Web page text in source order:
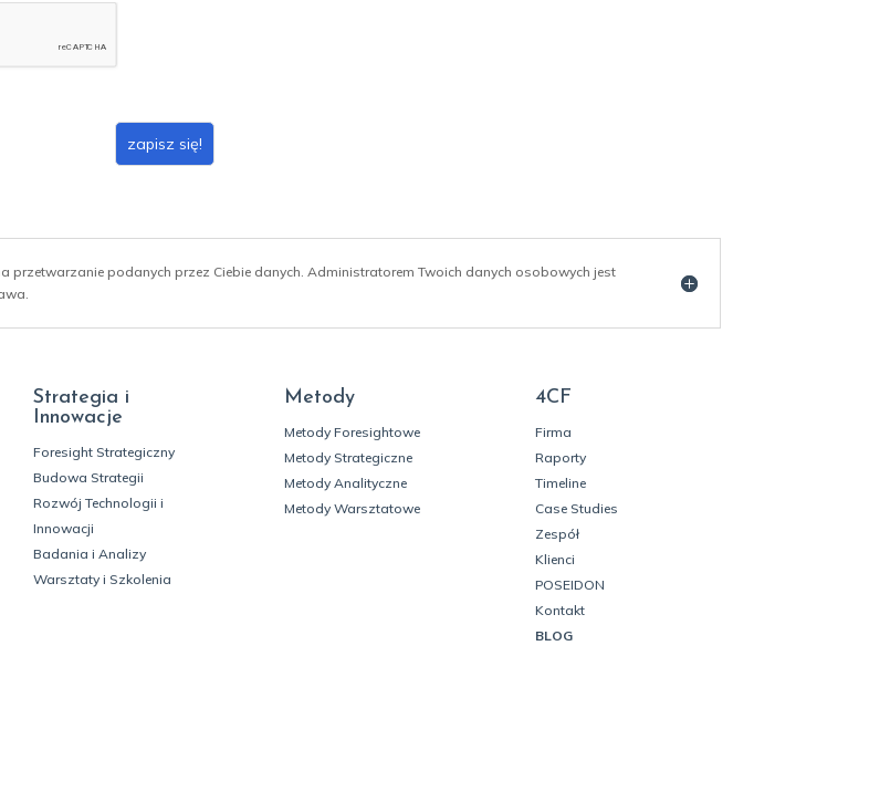
zapisz się!
podanych przez Ciebie danych. Administratorem Twoich danych osobowych jest
Strategia i
Innowacje
Foresight Strategiczny
Budowa Strategii
Rozwój Technologii i
Innowacji
Badania i Analizy
Warsztaty i Szkolenia
Metody
Metody Foresightowe
Metody Strategiczne
Metody Analityczne
Metody Warsztatowe
4CF
Firma
Raporty
Timeline
Case Studies
Zespół
Klienci
POSEIDON
Kontakt
BLOG